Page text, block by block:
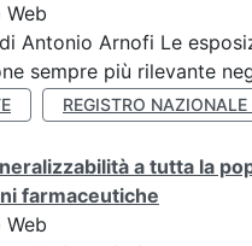
Antonio Arnofi Le
sempre più rilevante
REGISTRO NAZIONALE
a tutta la
farmaceutiche